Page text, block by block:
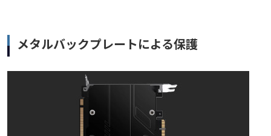
メタルバックプレートによる保護